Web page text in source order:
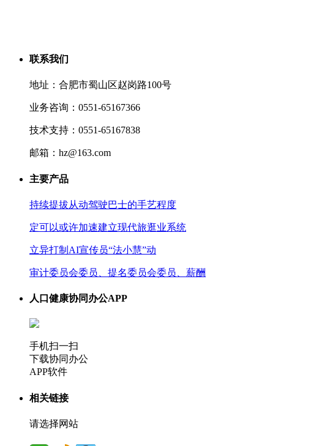
联系我们
地址：合肥市蜀山区赵岗路100号
业务咨询：0551-65167366
技术支持：0551-65167838
邮箱：hz@163.com
主要产品
持续提拔从动驾驶巴士的手艺程度
定可以或许加速建立现代旅逛业系统
立异打制AI宣传员“法小慧”动
审计委员会委员、提名委员会委员、薪酬
人口健康协同办公APP
手机扫一扫
下载协同办公
APP软件
相关链接
请选择网站